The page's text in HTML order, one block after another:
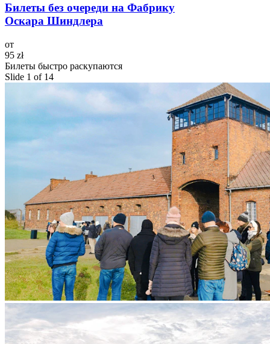
Билеты без очереди на Фабрику
Оскара Шиндлера
от
95 zł
Билеты быстро раскупаются
Slide 1 of 14